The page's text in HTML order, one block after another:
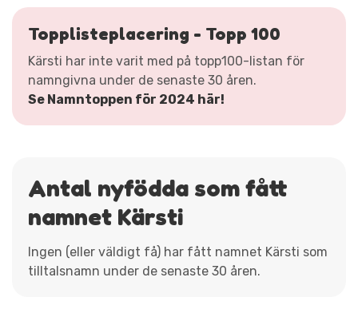
Topplisteplacering - Topp 100
Kärsti har inte varit med på topp100-listan för
namngivna under de senaste 30 åren.
Se Namntoppen för 2024 här!
Antal nyfödda som fått
namnet Kärsti
Ingen (eller väldigt få) har fått namnet Kärsti som
tilltalsnamn under de senaste 30 åren.